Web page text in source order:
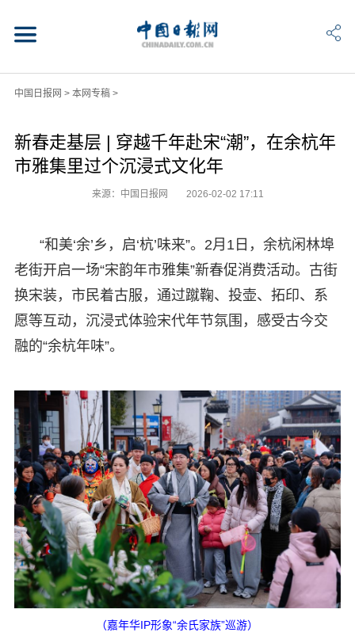
中国日报网 > 本网专稿>
新春走基层 | 穿越千年赴宋“潮”，在余杭年
市雅集里过个沉浸式文化年
来源：中国日报网 2026-02-02 17:11
“和美‘余’乡，启‘杭’味来”。2月1日，余杭闲林埠
老街开启一场“宋韵年市雅集”新春促消费活动。古街
换宋装，市民着古服，通过蹴鞠、投壶、拓印、系
愿等互动，沉浸式体验宋代年节氛围，感受古今交
融的“余杭年味”。
（嘉年华IP形象“余氏家族”巡游）